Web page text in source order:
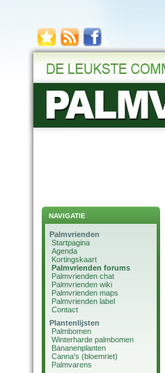
NAVIGATIE
Palmvrienden
Startpagina
Agenda
Kortingskaart
Palmvrienden forums
Palmvrienden chat
Palmvrienden wiki
Palmvrienden maps
Palmvrienden label
Contact
Plantenlijsten
Palmbomen
Winterharde palmbomen
Bananenplanten
Canna's (bloemriet)
Palmvarens